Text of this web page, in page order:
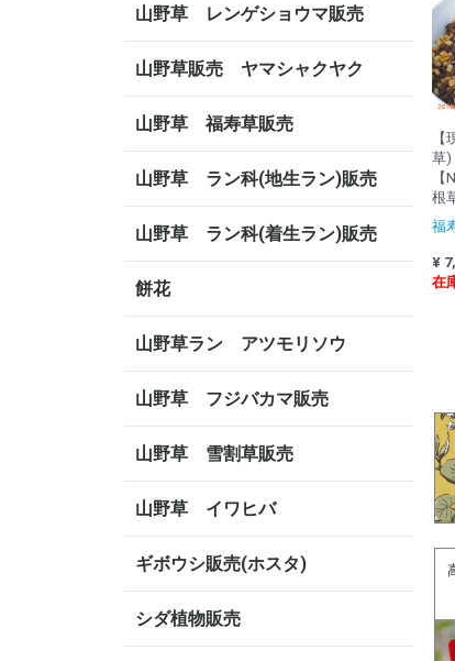
山野草 レンゲショウマ販売
山野草販売 ヤマシャクヤク
山野草 福寿草販売
山野草 ラン科(地生ラン)販売
山野草 ラン科(着生ラン)販売
餅花
山野草ラン アツモリソウ
山野草 フジバカマ販売
山野草 雪割草販売
山野草 イワヒバ
ギボウシ販売(ホスタ)
シダ植物販売
根
福
¥
在